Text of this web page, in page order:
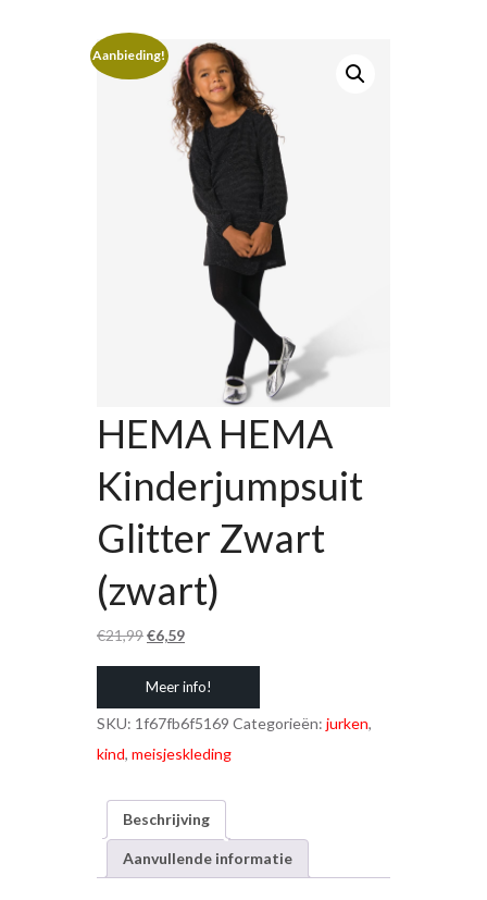
Aanbieding!
HEMA HEMA
Kinderjumpsuit
Glitter Zwart
(zwart)
€21,99Oorspronkelijke
prijs
was:
€21,99.
€6,59Huidige
prijs
is:
€6,59.
Meer info!
SKU: 1f67fb6f5169 Categorieën: jurken,
kind, meisjeskleding
Beschrijving
Aanvullende informatie